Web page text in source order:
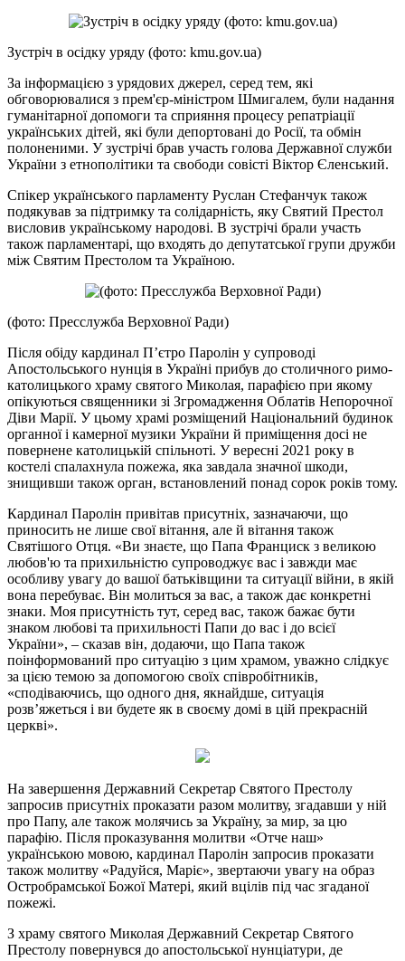
Зустріч в осідку уряду (фото: kmu.gov.ua)
За інформацією з урядових джерел, серед тем, які
обговорювалися з прем'єр-міністром Шмигалем, були надання
гуманітарної допомоги та сприяння процесу репатріації
українських дітей, які були депортовані до Росії, та обмін
полоненими. У зустрічі брав участь голова Державної служби
України з етнополітики та свободи совісті Віктор Єленський.
Спікер українського парламенту Руслан Стефанчук також
подякував за підтримку та солідарність, яку Святий Престол
висловив українському народові. В зустрічі брали участь
також парламентарі, що входять до депутатської групи дружби
між Святим Престолом та Україною.
(фото: Пресслужба Верховної Ради)
Після обіду кардинал П’єтро Паролін у супроводі
Апостольського нунція в Україні прибув до столичного римо-
католицького храму святого Миколая, парафією при якому
опікуються священники зі Згромадження Облатів Непорочної
Діви Марії. У цьому храмі розміщений Національний будинок
органної і камерної музики України й приміщення досі не
повернене католицькій спільноті. У вересні 2021 року в
костелі спалахнула пожежа, яка завдала значної шкоди,
знищивши також орган, встановлений понад сорок років тому.
Кардинал Паролін привітав присутніх, зазначаючи, що
приносить не лише свої вітання, але й вітання також
Святішого Отця. «Ви знаєте, що Папа Франциск з великою
любов'ю та прихильністю супроводжує вас і завжди має
особливу увагу до вашої батьківщини та ситуації війни, в якій
вона перебуває. Він молиться за вас, а також дає конкретні
знаки. Моя присутність тут, серед вас, також бажає бути
знаком любові та прихильності Папи до вас і до всієї
України», – сказав він, додаючи, що Папа також
поінформований про ситуацію з цим храмом, уважно слідкує
за цією темою за допомогою своїх співробітників,
«сподіваючись, що одного дня, якнайдше, ситуація
розв’яжеться і ви будете як в своєму домі в цій прекрасній
церкві».
На завершення Державний Секретар Святого Престолу
запросив присутніх проказати разом молитву, згадавши у ній
про Папу, але також молячись за Україну, за мир, за цю
парафію. Після проказування молитви «Отче наш»
українською мовою, кардинал Паролін запросив проказати
також молитву «Радуйся, Маріє», звертаючи увагу на образ
Остробрамської Божої Матері, який вцілів під час згаданої
пожежі.
З храму святого Миколая Державний Секретар Святого
Престолу повернувся до апостольської нунціатури, де